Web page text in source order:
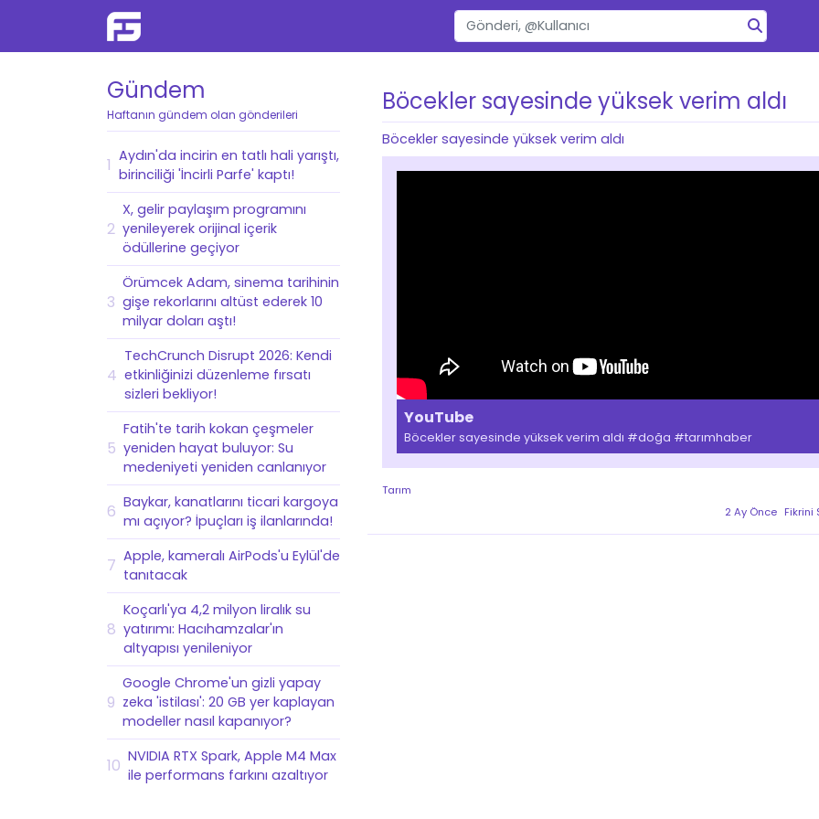
Gündem
Haftanın gündem olan gönderileri
1 Aydın'da incirin en tatlı hali yarıştı,
birinciliği 'İncirli Parfe' kaptı!
2
X, gelir paylaşım programını
yenileyerek orijinal içerik
ödüllerine geçiyor
3
Örümcek Adam, sinema tarihinin
gişe rekorlarını altüst ederek 10
milyar doları aştı!
4
TechCrunch Disrupt 2026: Kendi
etkinliğinizi düzenleme fırsatı
sizleri bekliyor!
5
Fatih'te tarih kokan çeşmeler
yeniden hayat buluyor: Su
medeniyeti yeniden canlanıyor
6 Baykar, kanatlarını ticari kargoya
mı açıyor? İpuçları iş ilanlarında!
7 Apple, kameralı AirPods'u Eylül'de
tanıtacak
8
Koçarlı'ya 4,2 milyon liralık su
yatırımı: Hacıhamzalar'ın
altyapısı yenileniyor
9
Google Chrome'un gizli yapay
zeka 'istilası': 20 GB yer kaplayan
modeller nasıl kapanıyor?
10 NVIDIA RTX Spark, Apple M4 Max
ile performans farkını azaltıyor
Böcekler sayesinde yüksek verim aldı
Böcekler sayesinde yüksek verim aldı
YouTube
Böcekler sayesinde yüksek verim aldı #doğa #tarımhaber
Tarım
2 Ay Önce Fikrini